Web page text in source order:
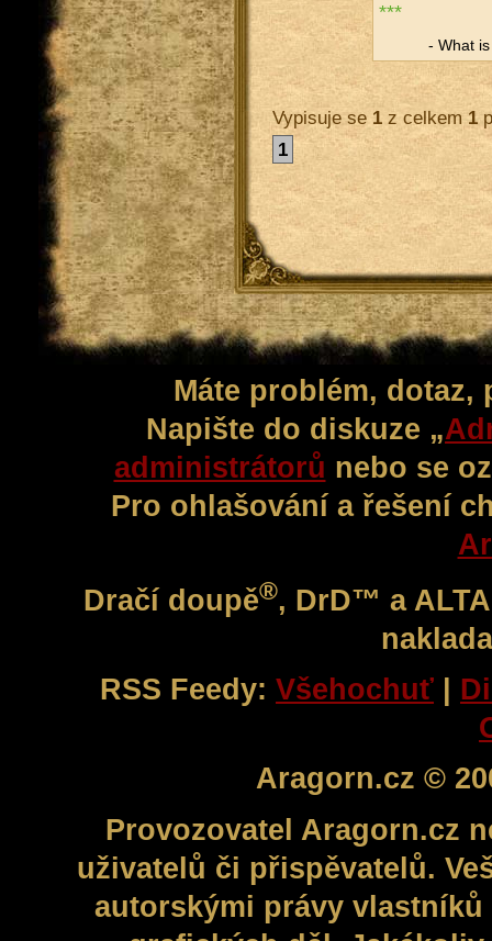
***
- What
Vypisuje se 1z celkem 1
1
Máte problém,
Napište do diskuze „
administrátorů nebo se
Pro ohlašování a řešení
Dračí doupě®, DrD™ a
RSS Feedy: Všehochuť |
Aragorn.cz ©
Provozovatel Aragorn.cz
uživatelů či přispěvatelů.
autorskými právy